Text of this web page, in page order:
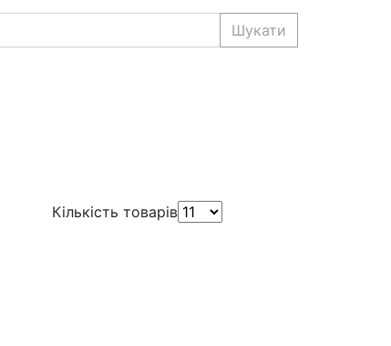
Шукати
Кількість товарів